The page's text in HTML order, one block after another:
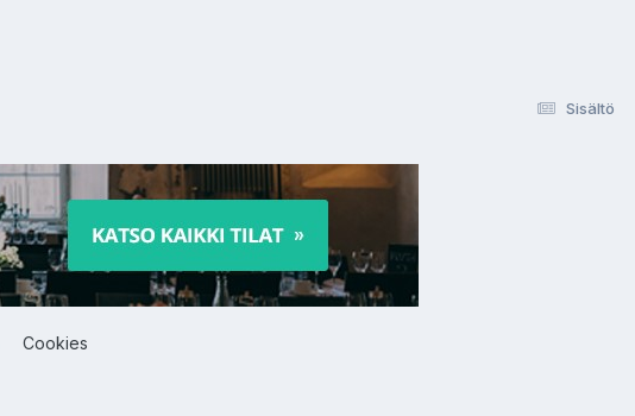
Sisältö
Cookies